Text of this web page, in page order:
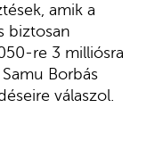
amik a
biztosan
re 3 milliósra
Borbás
válaszol.